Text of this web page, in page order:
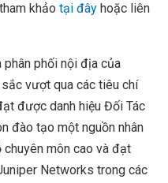
khảo tại đây hoặc liên
phân phối nội địa của
vượt qua các tiêu chí
được danh hiệu Đối Tác
đào tạo một nguồn nhân
môn cao và đạt
Networks trong các